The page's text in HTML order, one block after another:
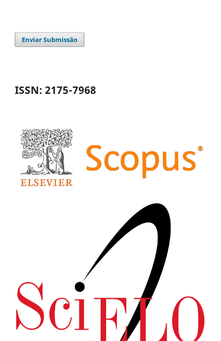
Enviar Submissão
ISSN: 2175-7968